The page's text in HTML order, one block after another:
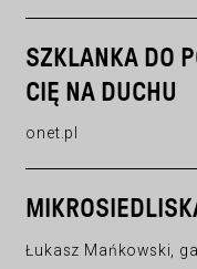
SZKLANKA DO
CIĘ NA DUCHU
onet.pl
Łukasz Mańkowski,